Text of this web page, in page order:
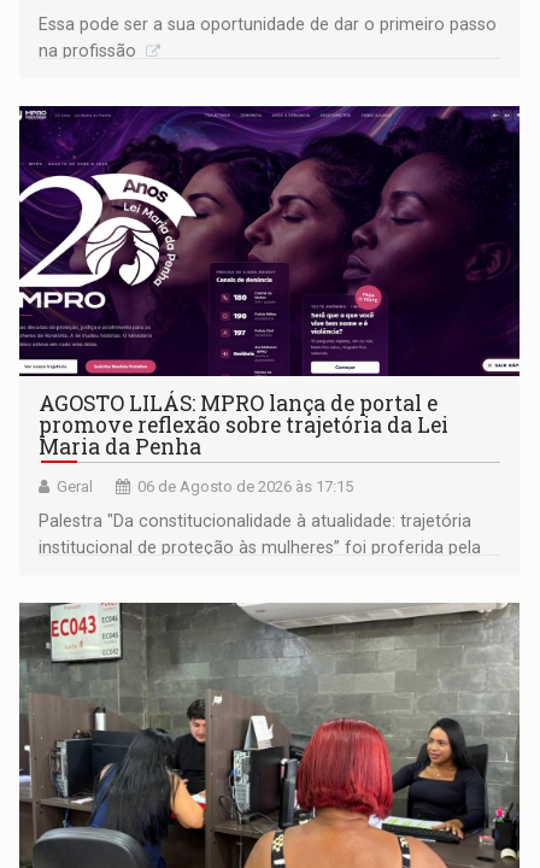
Essa pode ser a sua oportunidade de dar o primeiro passo
na profissão
AGOSTO LILÁS: MPRO lança de portal e
promove reflexão sobre trajetória da Lei
Maria da Penha
Geral 06 de Agosto de 2026 às 17:15
Palestra "Da constitucionalidade à atualidade: trajetória
institucional de proteção às mulheres” foi proferida pela
Goiás